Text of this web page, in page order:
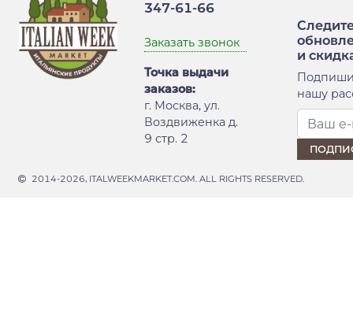
347-61-66
Заказать звонок
Точка выдачи
заказов:
г. Москва, ул.
Воздвиженка д.
9 стр. 2
и
нашу
2014-2026, ITALWEEKMARKET.COM. ALL RIGHTS RESERVED.